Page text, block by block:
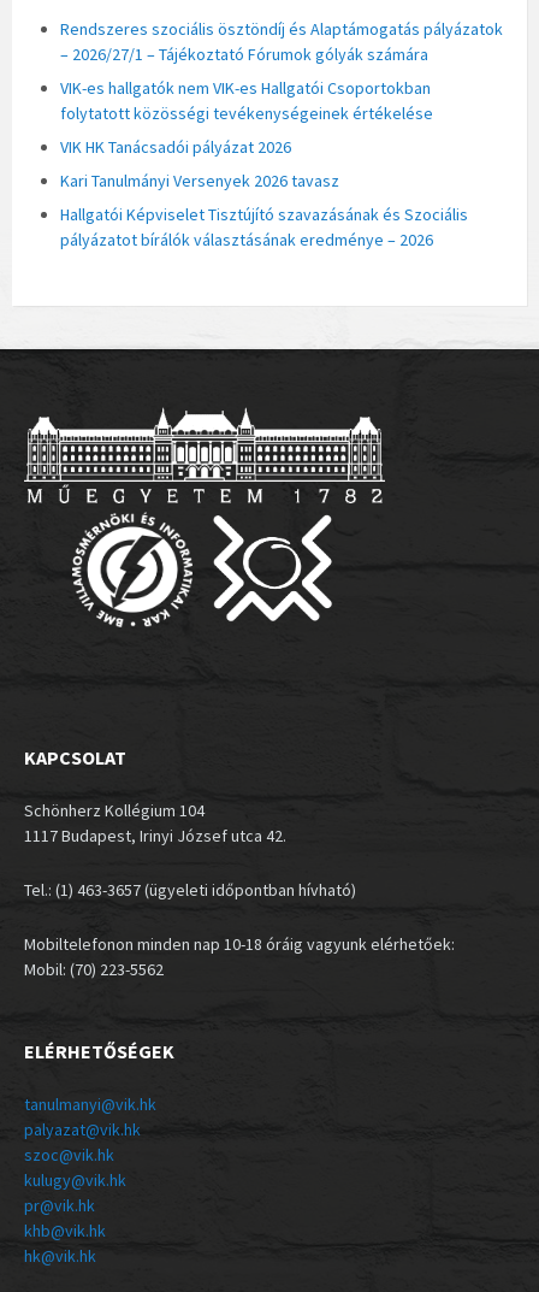
Rendszeres szociális ösztöndíj és Alaptámogatás pályázatok
– 2026/27/1 – Tájékoztató Fórumok gólyák számára
VIK-es hallgatók nem VIK-es Hallgatói Csoportokban
folytatott közösségi tevékenységeinek értékelése
VIK HK Tanácsadói pályázat 2026
Kari Tanulmányi Versenyek 2026 tavasz
Hallgatói Képviselet Tisztújító szavazásának és Szociális
pályázatot bírálók választásának eredménye – 2026
KAPCSOLAT
Schönherz Kollégium 104
1117 Budapest, Irinyi József utca 42.
Tel.: (1) 463-3657 (ügyeleti időpontban hívható)
Mobiltelefonon minden nap 10-18 óráig vagyunk elérhetőek:
Mobil: (70) 223-5562
ELÉRHETŐSÉGEK
tanulmanyi@vik.hk
palyazat@vik.hk
szoc@vik.hk
kulugy@vik.hk
pr@vik.hk
khb@vik.hk
hk@vik.hk